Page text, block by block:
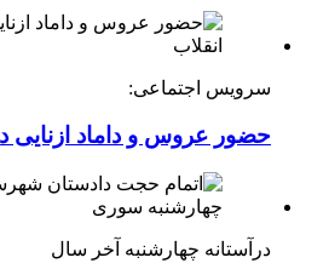
سرویس اجتماعی:
حضور عروس و داماد ازنایی
درآستانه چهارشنبه آخر سال